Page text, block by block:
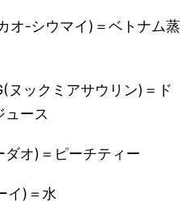
オ-シウマイ)＝ベトナム蒸
ヌックミアサウリン)＝ド
ュース
オ)＝ピーチティー
イ)＝水